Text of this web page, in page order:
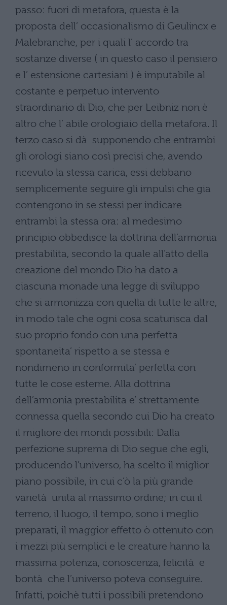
passo: fuori di metafora, questa è la
proposta dell’ occasionalismo di Geulincx e
Malebranche, per i quali l’ accordo tra
sostanze diverse ( in questo caso il pensiero
e l’ estensione cartesiani ) è imputabile al
costante e perpetuo intervento
straordinario di Dio, che per Leibniz non è
altro che l’ abile orologiaio della metafora. Il
terzo caso si dà supponendo che entrambi
gli orologi siano così precisi che, avendo
ricevuto la stessa carica, essi debbano
semplicemente seguire gli impulsi che gia
contengono in se stessi per indicare
entrambi la stessa ora: al medesimo
principio obbedisce la dottrina dell’armonia
prestabilita, secondo la quale all’atto della
creazione del mondo Dio ha dato a
ciascuna monade una legge di sviluppo
che si armonizza con quella di tutte le altre,
in modo tale che ogni cosa scaturisca dal
suo proprio fondo con una perfetta
spontaneita’ rispetto a se stessa e
nondimeno in conformita’ perfetta con
tutte le cose esterne. Alla dottrina
dell’armonia prestabilita e’ strettamente
connessa quella secondo cui Dio ha creato
il migliore dei mondi possibili: Dalla
perfezione suprema di Dio segue che egli,
producendo l’universo, ha scelto il miglior
piano possibile, in cui c’ò la più grande
varietà unita al massimo ordine; in cui il
terreno, il luogo, il tempo, sono i meglio
preparati, il maggior effetto ò ottenuto con
i mezzi più semplici e le creature hanno la
massima potenza, conoscenza, felicità e
bontà che l’universo poteva conseguire.
Infatti, poichè tutti i possibili pretendono